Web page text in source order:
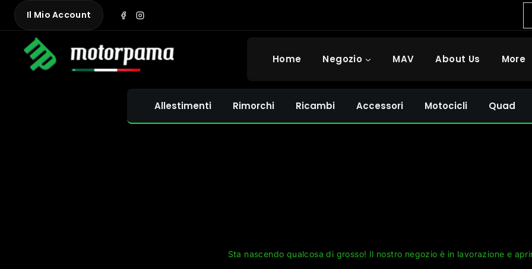
Skip
content
Il Mio Account
Home Negozio MAV About Us More
Allestimenti Rimorchi Ricambi Accessori Motocicli Quad
Sta nascendo qualcosa di grosso! Il nostro negozio è in lavorazione e